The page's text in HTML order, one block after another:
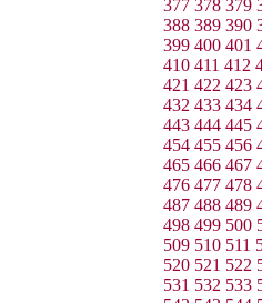
377 378 379
388 389 390
399 400 401
410 411 412
421 422 423
432 433 434
443 444 445
454 455 456
465 466 467
476 477 478
487 488 489
498 499 500
509 510 511
520 521 522
531 532 533